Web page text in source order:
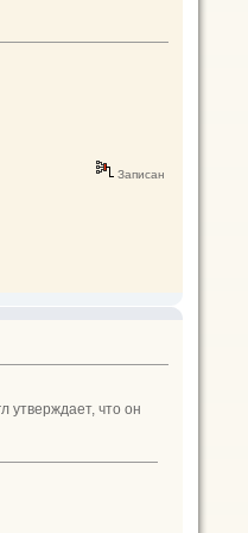
Записан
утверждает, что он